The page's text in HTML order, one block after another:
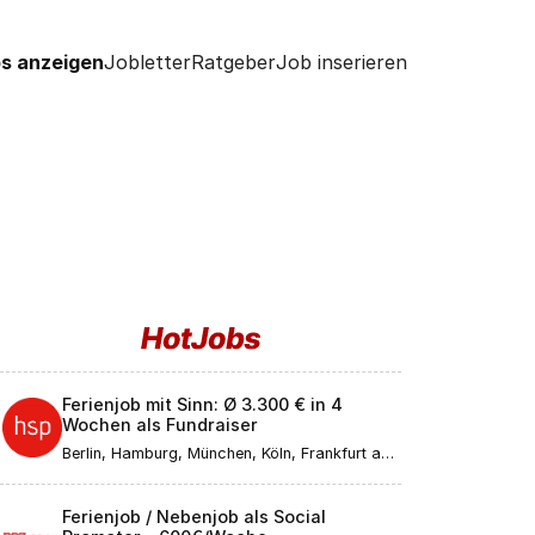
anzeigenJobletterRatgeberJob inserieren
Ferienjob mit Sinn: Ø 3.300 € in 4
Wochen als Fundraiser
Berlin, Hamburg, München, Köln, Frankfurt am
Dortmund, Bremen, Essen, Dresden, Hannover,
Nürnberg, Duisburg, Bochum, Wuppertal,
Bielefeld, Bonn, Mannheim, Karlsruhe, Münster,
Ferienjob / Nebenjob als Social